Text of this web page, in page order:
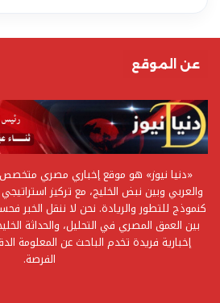
عن الموقع
«دنيا نيوز» هو موقع إخباري مصري
والعربي وبين نبض الخليج، مع تركيز استراتيجي
كنموذج للتطور والريادة. نحن لا ننقل
بين العمق المصري في التحليل، والحداثة
إخبارية فريدة تخدم الباحث عن المعلومة
الفرصة.